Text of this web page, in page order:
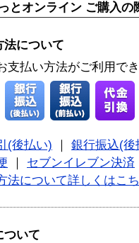
とオンライン ご購入の
法について
支払い方法がご利用で
(後払い)
銀行振込(後
セブンイレブン決済
法について詳しくはこ
ついて